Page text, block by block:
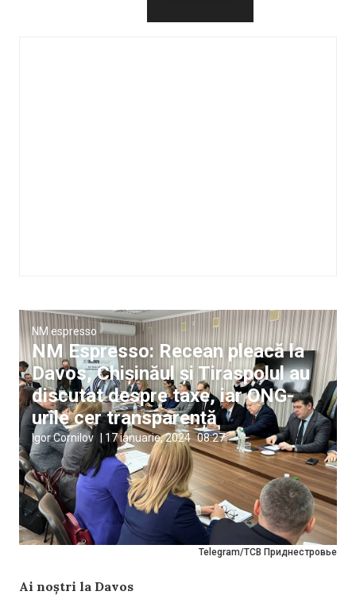
Telegram/ТСВ Приднестровье
NM espresso
NM Espresso: Recean pleacă la
Davos, Chișinăul și Tiraspolul au
discutat despre taxe, iar ONG-
urile cer transparență
Igor Cornilov 17 ianuarie, 2024 08:27
Ai noștri la Davos